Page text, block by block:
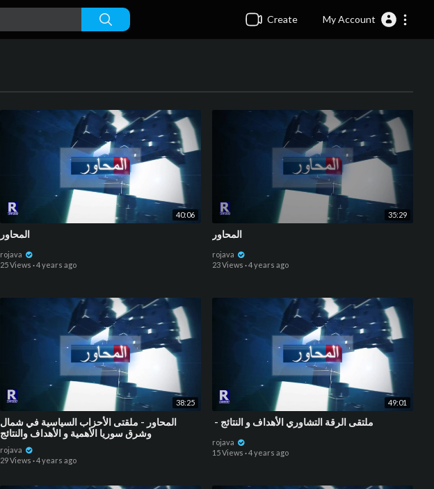
Create My Account
40:06
المحاور
rojava
25 Views ·4 years ago
35:29
المحاور
rojava
23 Views ·4 years ago
38:25
المحاور - ملقتى الأحزاب السياسية في شمال
وشرق سوريا الأهمية و الأهداف والنتائج
rojava
29 Views ·4 years ago
49:01
⁣ - ملتقى الرقة التشاوري الأهداف و النتائج
rojava
15 Views ·4 years ago